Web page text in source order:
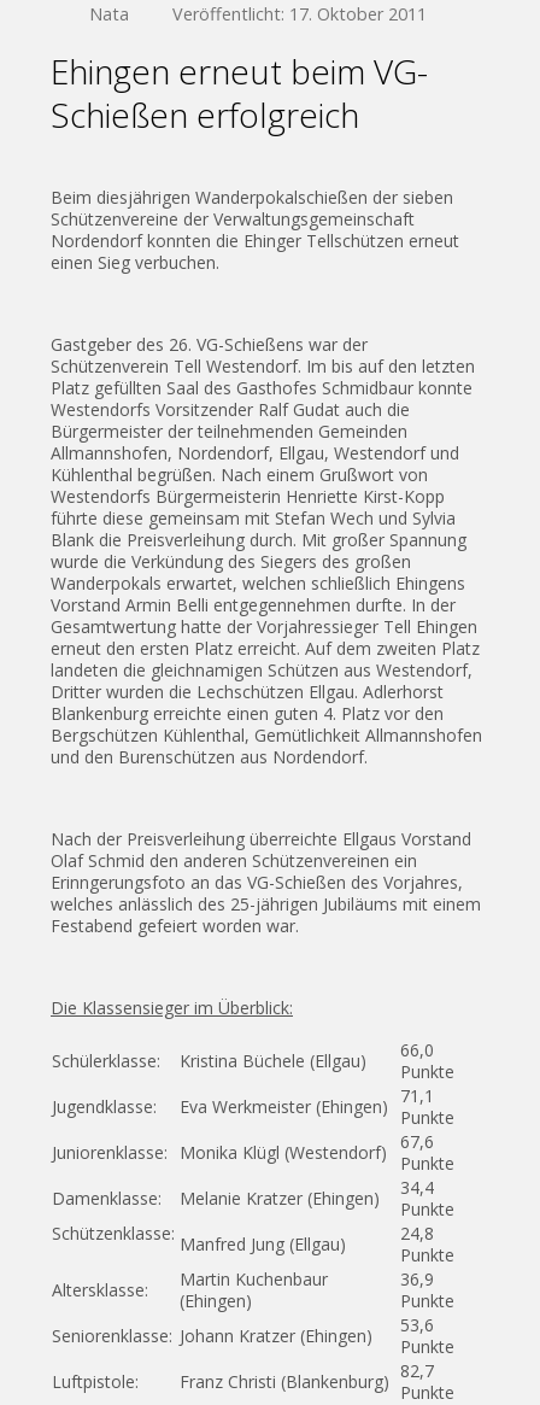
Nata Veröffentlicht: 17. Oktober 2011
Ehingen erneut beim VG-
Schießen erfolgreich
Beim diesjährigen Wanderpokalschießen der sieben
Schützenvereine der Verwaltungsgemeinschaft
Nordendorf konnten die Ehinger Tellschützen erneut
einen Sieg verbuchen.
Gastgeber des 26. VG-Schießens war der
Schützenverein Tell Westendorf. Im bis auf den letzten
Platz gefüllten Saal des Gasthofes Schmidbaur konnte
Westendorfs Vorsitzender Ralf Gudat auch die
Bürgermeister der teilnehmenden Gemeinden
Allmannshofen, Nordendorf, Ellgau, Westendorf und
Kühlenthal begrüßen. Nach einem Grußwort von
Westendorfs Bürgermeisterin Henriette Kirst-Kopp
führte diese gemeinsam mit Stefan Wech und Sylvia
Blank die Preisverleihung durch. Mit großer Spannung
wurde die Verkündung des Siegers des großen
Wanderpokals erwartet, welchen schließlich Ehingens
Vorstand Armin Belli entgegennehmen durfte. In der
Gesamtwertung hatte der Vorjahressieger Tell Ehingen
erneut den ersten Platz erreicht. Auf dem zweiten Platz
landeten die gleichnamigen Schützen aus Westendorf,
Dritter wurden die Lechschützen Ellgau. Adlerhorst
Blankenburg erreichte einen guten 4. Platz vor den
Bergschützen Kühlenthal, Gemütlichkeit Allmannshofen
und den Burenschützen aus Nordendorf.
Nach der Preisverleihung überreichte Ellgaus Vorstand
Olaf Schmid den anderen Schützenvereinen ein
Erinngerungsfoto an das VG-Schießen des Vorjahres,
welches anlässlich des 25-jährigen Jubiläums mit einem
Festabend gefeiert worden war.
Die Klassensieger im Überblick:
Schülerklasse: Kristina Büchele (Ellgau)
66,0
Punkte
Jugendklasse:
Eva Werkmeister (Ehingen)
71,1
Punkte
Juniorenklasse:
Monika Klügl (Westendorf)
67,6
Punkte
Damenklasse:
Melanie Kratzer (Ehingen)
34,4
Punkte
Schützenklasse: Manfred Jung (Ellgau)
24,8
Punkte
Altersklasse:
Martin Kuchenbaur
(Ehingen)
36,9
Punkte
Seniorenklasse: Johann Kratzer (Ehingen)
53,6
Punkte
Luftpistole:
Franz Christi (Blankenburg) 82,7
Punkte